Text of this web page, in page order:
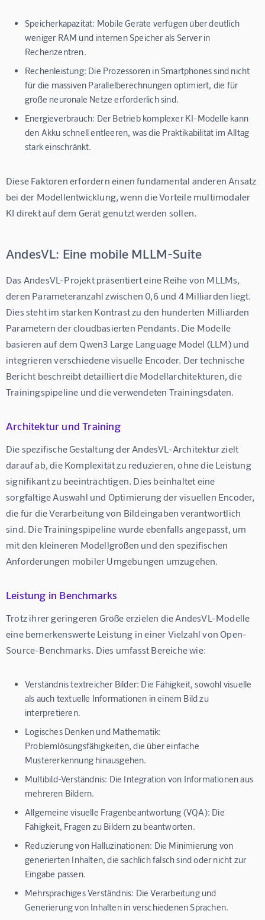
Speicherkapazität: Mobile Geräte verfügen über deutlich
weniger RAM und internen Speicher als Server in
Rechenzentren.
Rechenleistung: Die Prozessoren in Smartphones sind nicht
für die massiven Parallelberechnungen optimiert, die für
große neuronale Netze erforderlich sind.
Energieverbrauch: Der Betrieb komplexer KI-Modelle kann
den Akku schnell entleeren, was die Praktikabilität im Alltag
stark einschränkt.
Diese Faktoren erfordern einen fundamental anderen Ansatz
bei der Modellentwicklung, wenn die Vorteile multimodaler
KI direkt auf dem Gerät genutzt werden sollen.
AndesVL: Eine mobile MLLM-Suite
Das AndesVL-Projekt präsentiert eine Reihe von MLLMs,
deren Parameteranzahl zwischen 0,6 und 4 Milliarden liegt.
Dies steht im starken Kontrast zu den hunderten Milliarden
Parametern der cloudbasierten Pendants. Die Modelle
basieren auf dem Qwen3 Large Language Model (LLM) und
integrieren verschiedene visuelle Encoder. Der technische
Bericht beschreibt detailliert die Modellarchitekturen, die
Trainingspipeline und die verwendeten Trainingsdaten.
Architektur und Training
Die spezifische Gestaltung der AndesVL-Architektur zielt
darauf ab, die Komplexität zu reduzieren, ohne die Leistung
signifikant zu beeinträchtigen. Dies beinhaltet eine
sorgfältige Auswahl und Optimierung der visuellen Encoder,
die für die Verarbeitung von Bildeingaben verantwortlich
sind. Die Trainingspipeline wurde ebenfalls angepasst, um
mit den kleineren Modellgrößen und den spezifischen
Anforderungen mobiler Umgebungen umzugehen.
Leistung in Benchmarks
Trotz ihrer geringeren Größe erzielen die AndesVL-Modelle
eine bemerkenswerte Leistung in einer Vielzahl von Open-
Source-Benchmarks. Dies umfasst Bereiche wie:
Verständnis textreicher Bilder: Die Fähigkeit, sowohl visuelle
als auch textuelle Informationen in einem Bild zu
interpretieren.
Logisches Denken und Mathematik:
Problemlösungsfähigkeiten, die über einfache
Mustererkennung hinausgehen.
Multibild-Verständnis: Die Integration von Informationen aus
mehreren Bildern.
Allgemeine visuelle Fragenbeantwortung (VQA): Die
Fähigkeit, Fragen zu Bildern zu beantworten.
Reduzierung von Halluzinationen: Die Minimierung von
generierten Inhalten, die sachlich falsch sind oder nicht zur
Eingabe passen.
Mehrsprachiges Verständnis: Die Verarbeitung und
Generierung von Inhalten in verschiedenen Sprachen.